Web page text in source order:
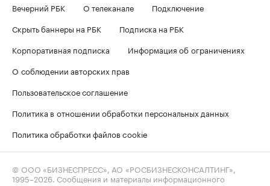
Вечерний РБК
О телеканале
Подключение
Скрыть баннеры на РБК
Подписка на РБК
Корпоративная подписка
Информация об ограничениях
О соблюдении авторских прав
Пользовательское соглашение
Политика в отношении обработки персональных данных
Политика обработки файлов cookie
© ООО «БИЗНЕСПРЕСС», АО «РОСБИЗНЕСКОНСАЛТИНГ»,
1995–2026 . Сообщения и материалы информационного